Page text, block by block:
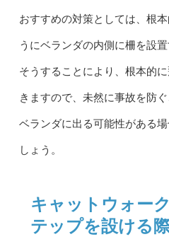
おすすめの対策としては、根
うにベランダの内側に柵を設置
そうすることにより、根本的
きますので、未然に事故を防ぐ
ベランダに出る可能性がある
しょう。
キャットウォー
テップを設ける